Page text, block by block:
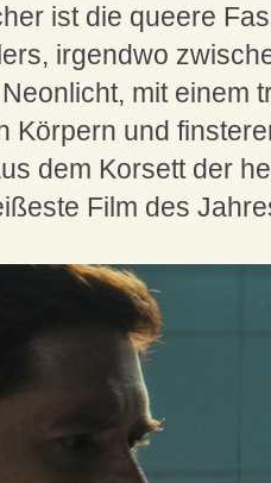
ist die queere
irgendwo
mit einem
Körpern und
dem Korsett der
Film des